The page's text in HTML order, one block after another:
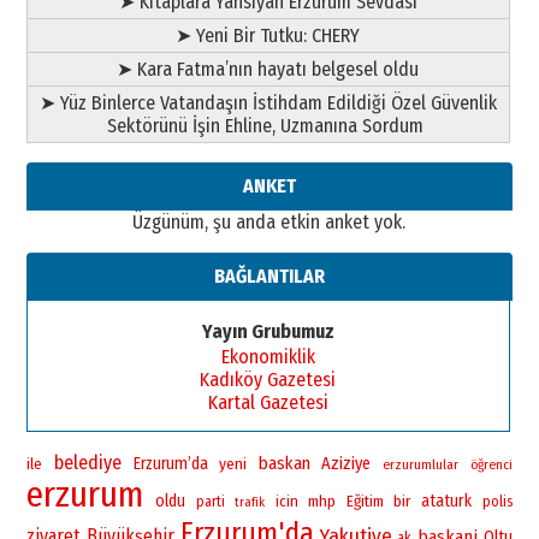
”Reisimiz” idi… Hakka yürüdü.!
26 Mart 2026 Perşembe
Cem Bakırcı
Ardında bıraktığı hatıralarıyla
gönül adamı Faruk Terzioğlu!
13 Mayıs 2026 Çarşamba
Esat BİNDESEN
Başkan Sekmen’den Erzurum’a
bir vizyon proje daha!
➤ Yeni Bir Tutku: CHERY
➤ Kara Fatma’nın hayatı belgesel oldu
➤ Yüz Binlerce Vatandaşın İstihdam Edildiği Özel Güvenlik
Sektörünü İşin Ehline, Uzmanına Sordum
ANKET
Üzgünüm, şu anda etkin anket yok.
BAĞLANTILAR
Yayın Grubumuz
Ekonomiklik
Kadıköy Gazetesi
Kartal Gazetesi
ile belediye Erzurum’da yeni baskan Aziziye erzurumlular öğrenci
erzurum oldu parti trafik icin mhp Eğitim bir ataturk polis